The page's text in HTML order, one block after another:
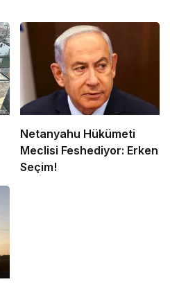
Netanyahu Hükümeti
Meclisi Feshediyor: Erken
Seçim!